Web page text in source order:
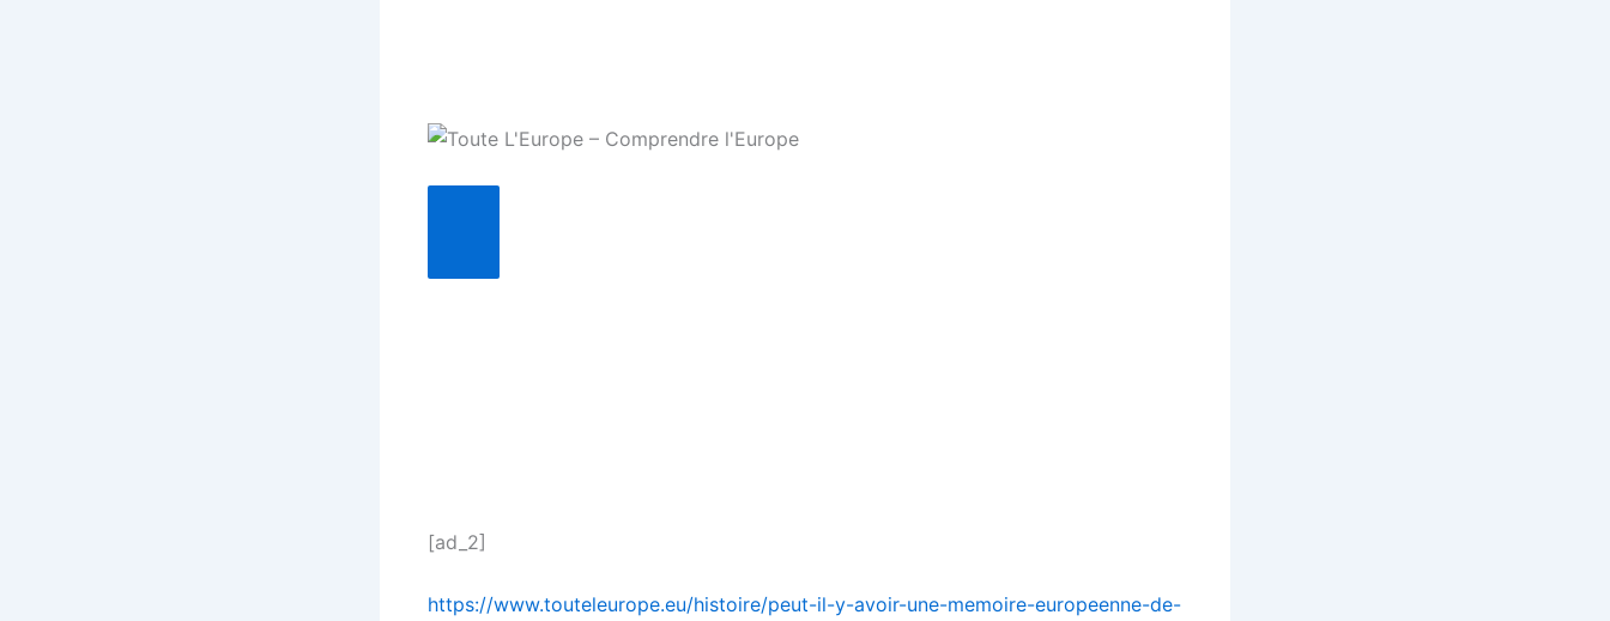
[ad_2]
https://www.touteleurope.eu/histoire/peut-il-y-avoir-une-memoire-europeenne-de-